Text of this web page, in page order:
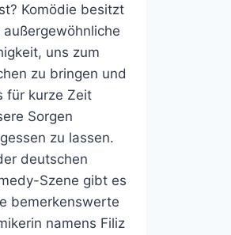
Komödie besitzt
außergewöhnliche
uns zum
zu bringen und
für kurze Zeit
Sorgen
zu lassen.
deutschen
Szene gibt es
bemerkenswerte
namens Filiz